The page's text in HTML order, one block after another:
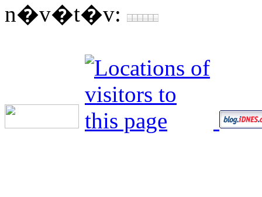
n�v�t�v: